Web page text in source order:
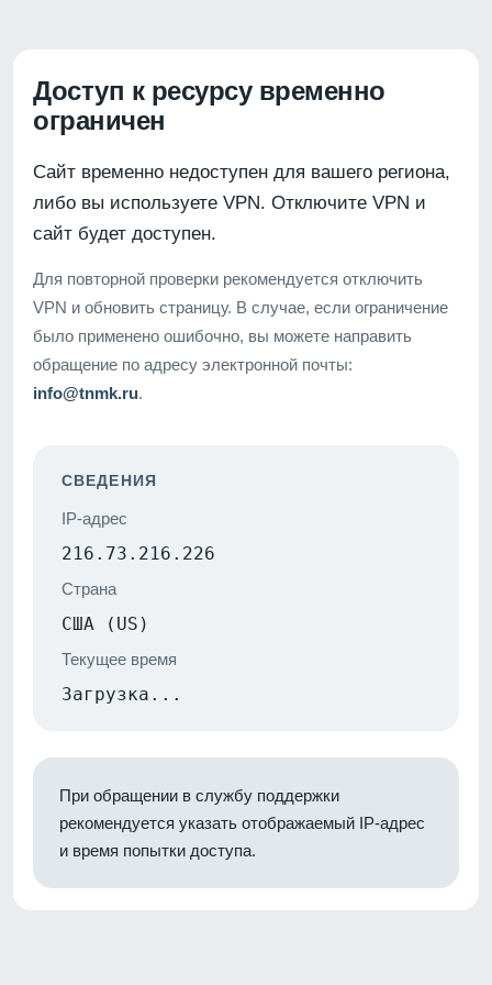
Доступ к ресурсу временно
ограничен
Сайт временно недоступен для вашего региона,
либо вы используете VPN. Отключите VPN и
сайт будет доступен.
Для повторной проверки рекомендуется отключить
VPN и обновить страницу. В случае, если ограничение
было применено ошибочно, вы можете направить
обращение по адресу электронной почты:
info@tnmk.ru.
СВЕДЕНИЯ
IP-адрес
216.73.216.226
Страна
США (US)
Текущее время
Загрузка...
При обращении в службу поддержки
рекомендуется указать отображаемый IP-адрес
и время попытки доступа.